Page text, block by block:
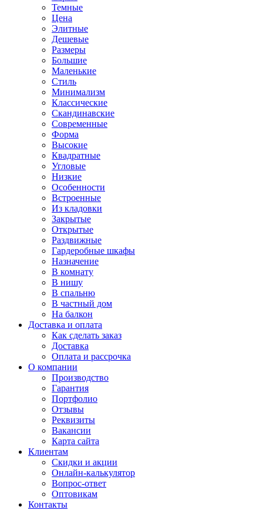
Темные
Цена
Элитные
Дешевые
Размеры
Большие
Маленькие
Стиль
Минимализм
Классические
Скандинавские
Современные
Форма
Высокие
Квадратные
Угловые
Низкие
Особенности
Встроенные
Из кладовки
Закрытые
Открытые
Раздвижные
Гардеробные шкафы
Назначение
В комнату
В нишу
В спальню
В частный дом
На балкон
Доставка и оплата
Как сделать заказ
Доставка
Оплата и рассрочка
О компании
Производство
Гарантия
Портфолио
Отзывы
Реквизиты
Вакансии
Карта сайта
Клиентам
Скидки и акции
Онлайн-калькулятор
Вопрос-ответ
Оптовикам
Контакты